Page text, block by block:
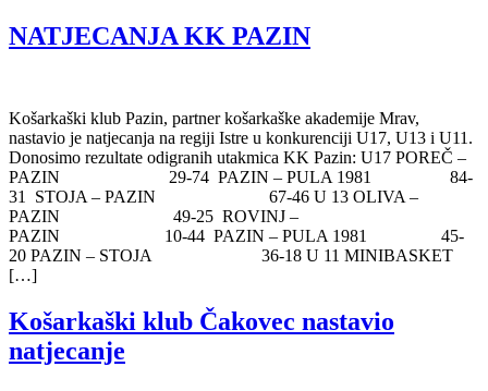
NATJECANJA KK PAZIN
Košarkaški klub Pazin, partner košarkaške akademije Mrav,
nastavio je natjecanja na regiji Istre u konkurenciji U17, U13 i U11.
Donosimo rezultate odigranih utakmica KK Pazin: U17 POREČ –
PAZIN 29-74 PAZIN – PULA 1981 84-
31 STOJA – PAZIN 67-46 U 13 OLIVA –
PAZIN 49-25 ROVINJ –
PAZIN 10-44 PAZIN – PULA 1981 45-
20 PAZIN – STOJA 36-18 U 11 MINIBASKET
[…]
Košarkaški klub Čakovec nastavio
natjecanje